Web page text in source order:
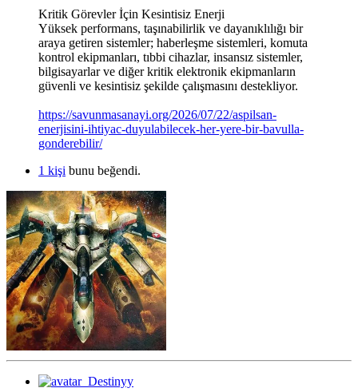
Kritik Görevler İçin Kesintisiz Enerji
Yüksek performans, taşınabilirlik ve dayanıklılığı bir
araya getiren sistemler; haberleşme sistemleri, komuta
kontrol ekipmanları, tıbbi cihazlar, insansız sistemler,
bilgisayarlar ve diğer kritik elektronik ekipmanların
güvenli ve kesintisiz şekilde çalışmasını destekliyor.
https://savunmasanayi.org/2026/07/22/aspilsan-
enerjisini-ihtiyac-duyulabilecek-her-yere-bir-bavulla-
gonderebilir/
1 kişi bunu beğendi.